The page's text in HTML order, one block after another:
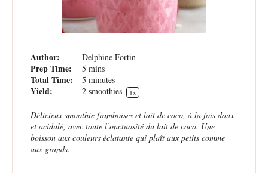
Author: Delphine Fortin
Prep Time: 5 mins
Total Time: 5 minutes
Yield: 2 smoothies 1x
Délicieux smoothie framboises et lait de coco, à la fois doux
et acidulé, avec toute l’onctuosité du lait de coco. Une
boisson aux couleurs éclatante qui plaît aux petits comme
aux grands.